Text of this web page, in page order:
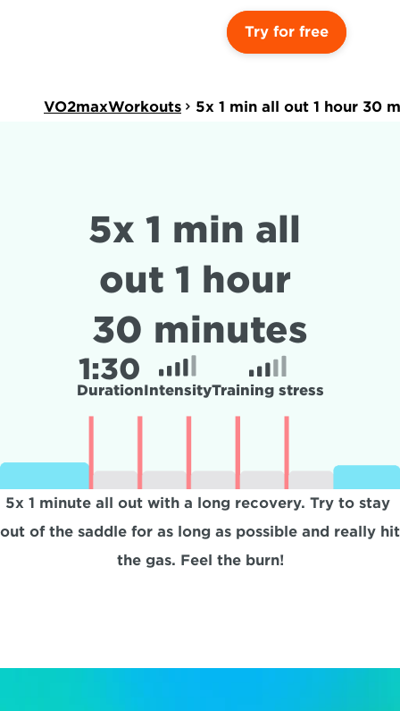
Try for free
VO2maxWorkouts 5x 1 min all out 1 hour 30
5x 1 min all
out 1 hour
30 minutes
1:30
DurationIntensityTraining stress
5x 1 minute all out with a long recovery. Try to stay
out of the saddle for as long as possible and really hit
the gas. Feel the burn!